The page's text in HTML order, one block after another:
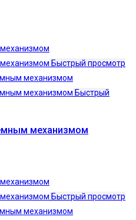
Быстрый просмотр
Быстрый
механизмом
Быстрый просмотр